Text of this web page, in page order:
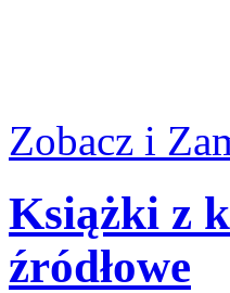
Zobacz i
Książki z
źródłowe